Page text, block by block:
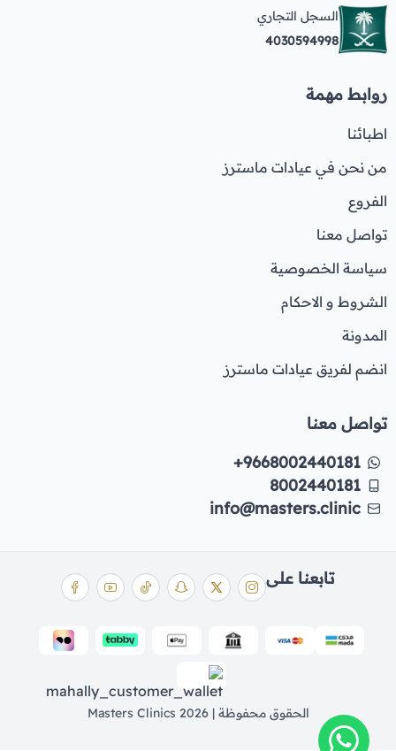
السجل التجاري
4030594998
روابط مهمة
اطبائنا
من نحن في عيادات ماسترز
الفروع
تواصل معنا
سياسة الخصوصية
الشروط و الاحكام
المدونة
انضم لفريق عيادات ماسترز
تواصل معنا
+9668002440181
8002440181
info@masters.clinic
الحقوق محفوظة | 2026 Masters Clinics
تابعنا على